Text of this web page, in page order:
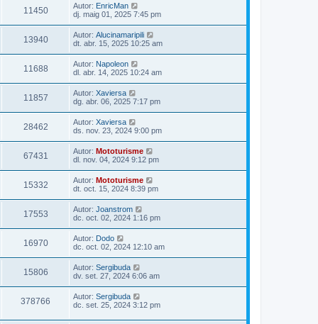
11450 Autor: EnricMan
dj. maig 01, 2025 7:45 pm
13940 Autor: Alucinamaripili
dt. abr. 15, 2025 10:25 am
11688 Autor: Napoleon
dl. abr. 14, 2025 10:24 am
11857 Autor: Xaviersa
dg. abr. 06, 2025 7:17 pm
28462 Autor: Xaviersa
ds. nov. 23, 2024 9:00 pm
67431 Autor: Mototurisme
dl. nov. 04, 2024 9:12 pm
15332 Autor: Mototurisme
dt. oct. 15, 2024 8:39 pm
17553 Autor: Joanstrom
dc. oct. 02, 2024 1:16 pm
16970 Autor: Dodo
dc. oct. 02, 2024 12:10 am
15806 Autor: Sergibuda
dv. set. 27, 2024 6:06 am
378766 Autor: Sergibuda
dc. set. 25, 2024 3:12 pm